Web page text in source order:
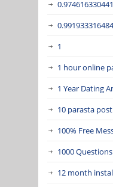
1
1 hour online
1 Year Dating
10 parasta
100% Free
1000
12 month